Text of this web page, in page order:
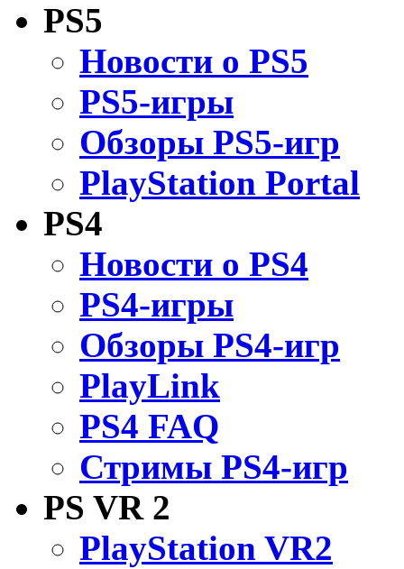
PS5
Новости о PS5
PS5-игры
Обзоры PS5-игр
PlayStation Portal
PS4
Новости о PS4
PS4-игры
Обзоры PS4-игр
PlayLink
PS4 FAQ
Стримы PS4-игр
PS VR 2
PlayStation VR2